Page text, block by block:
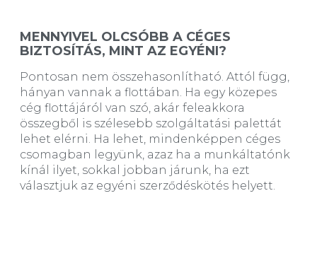
MENNYIVEL OLCSÓBB A CÉGES
BIZTOSÍTÁS, MINT AZ EGYÉNI?
Pontosan nem összehasonlítható. Attól függ,
hányan vannak a flottában. Ha egy közepes
cég flottájáról van szó, akár feleakkora
összegből is szélesebb szolgáltatási palettát
lehet elérni. Ha lehet, mindenképpen céges
csomagban legyünk, azaz ha a munkáltatónk
kínál ilyet, sokkal jobban járunk, ha ezt
választjuk az egyéni szerződéskötés helyett.